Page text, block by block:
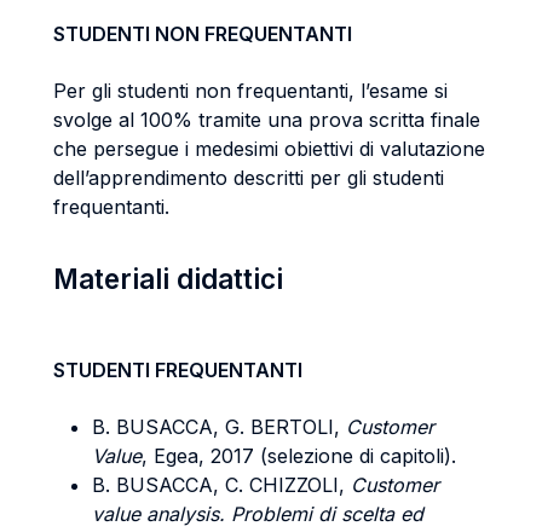
STUDENTI NON FREQUENTANTI
Per gli studenti non frequentanti, l’esame si
svolge al 100% tramite una prova scritta finale
che persegue i medesimi obiettivi di valutazione
dell’apprendimento descritti per gli studenti
frequentanti.
Materiali didattici
STUDENTI FREQUENTANTI
B. BUSACCA, G. BERTOLI, Customer
Value, Egea, 2017 (selezione di capitoli).
B. BUSACCA, C. CHIZZOLI, Customer
value analysis. Problemi di scelta ed